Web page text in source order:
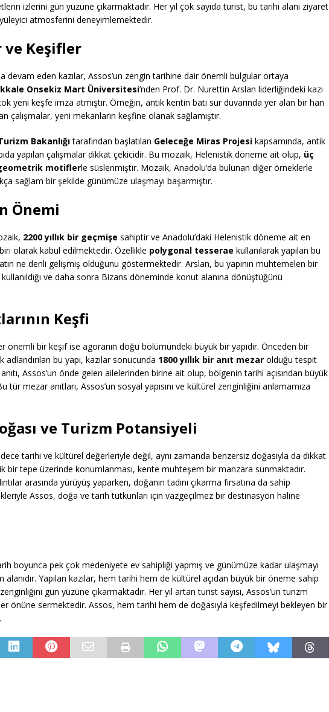
izlerini gün yüzüne çıkarmaktadır. Her yıl çok sayıda turist, bu tarihi alanı ziyaret
atmosferini deneyimlemektedir.
ve Keşifler
devam eden kazılar, Assos’un zengin tarihine dair önemli bulgular ortaya
Onsekiz Mart Üniversitesi’nden Prof. Dr. Nurettin Arslan liderliğindeki kazı
yeni keşfe imza atmıştır. Örneğin, antik kentin batı sur duvarında yer alan bir han
çalışmalar, yeni mekanların keşfine olanak sağlamıştır.
Bakanlığıtarafından başlatılan Geleceğe Miras Projesi kapsamında, antik
yapılan çalışmalar dikkat çekicidir. Bu mozaik, Helenistik döneme ait olup, üç
motiflerle süslenmiştir. Mozaik, Anadolu’da bulunan diğer örneklerle
sağlam bir şekilde günümüze ulaşmayı başarmıştır.
Önemi
2200 yıllık bir geçmişe sahiptir ve Anadolu’daki Helenistik döneme ait en
olarak kabul edilmektedir. Özellikle polygonal tesserae kullanılarak yapılan bu
ne denli gelişmiş olduğunu göstermektedir. Arslan, bu yapının muhtemelen bir
ve daha sonra Bizans döneminde konut alanına dönüştüğünü
Keşfi
önemli bir keşif ise agoranın doğu bölümündeki büyük bir yapıdır. Önceden bir
adlandırılan bu yapı, kazılar sonucunda 1800 yıllık bir anıt mezar olduğu tespit
Assos’un önde gelen ailelerinden birine ait olup, bölgenin tarihi açısından büyük
tür mezar anıtları, Assos’un sosyal yapısını ve kültürel zenginliğini anlamamıza
ve Turizm Potansiyeli
tarihi ve kültürel değerleriyle değil, aynı zamanda benzersiz doğasıyla da dikkat
bir tepe üzerinde konumlanması, kente muhteşem bir manzara sunmaktadır.
arasında yürüyüş yaparken, doğanın tadını çıkarma fırsatına da sahip
Assos, doğa ve tarih tutkunları için vazgeçilmez bir destinasyon haline
boyunca pek çok medeniyete ev sahipliği yapmış ve günümüze kadar ulaşmayı
alanıdır. Yapılan kazılar, hem tarihi hem de kültürel açıdan büyük bir öneme sahip
gün yüzüne çıkarmaktadır. Her yıl artan turist sayısı, Assos’un turizm
önüne sermektedir. Assos, hem tarihi hem de doğasıyla keşfedilmeyi bekleyen bir